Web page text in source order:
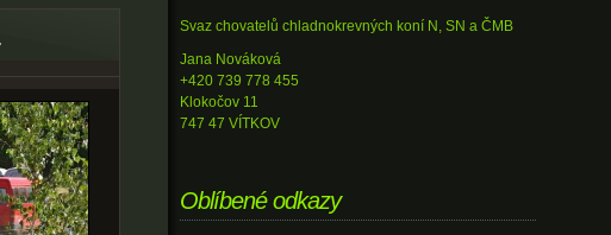
Svaz chovatelů chladnokrevných koní N, SN a ČMB
Jana Nováková
+420 739 778 455
Klokočov 11
747 47 VÍTKOV
Oblíbené odkazy